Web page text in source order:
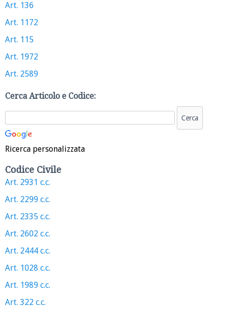
Art. 136
Art. 1172
Art. 115
Art. 1972
Art. 2589
Cerca Articolo e Codice:
Ricerca personalizzata
Codice Civile
Art. 2931 c.c.
Art. 2299 c.c.
Art. 2335 c.c.
Art. 2602 c.c.
Art. 2444 c.c.
Art. 1028 c.c.
Art. 1989 c.c.
Art. 322 c.c.